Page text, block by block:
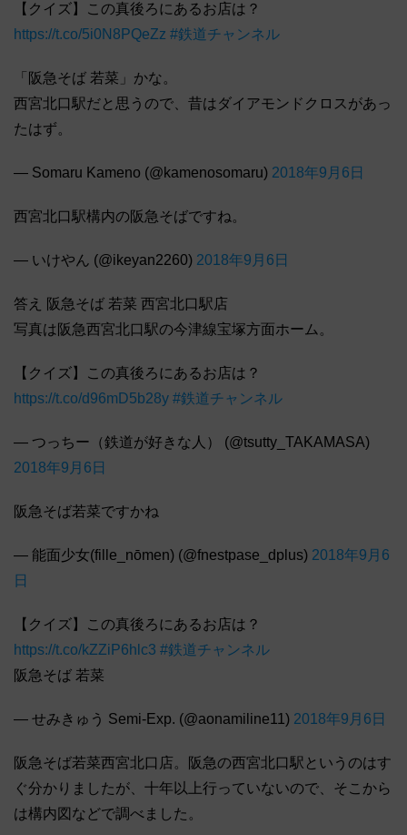
【クイズ】この真後ろにあるお店は？
https://t.co/5i0N8PQeZz #鉄道チャンネル
「阪急そば 若菜」かな。
西宮北口駅だと思うので、昔はダイアモンドクロスがあっ
たはず。
— Somaru Kameno (@kamenosomaru) 2018年9月6日
西宮北口駅構内の阪急そばですね。
— いけやん (@ikeyan2260) 2018年9月6日
答え 阪急そば 若菜 西宮北口駅店
写真は阪急西宮北口駅の今津線宝塚方面ホーム。
【クイズ】この真後ろにあるお店は？
https://t.co/d96mD5b28y #鉄道チャンネル
— つっちー（鉄道が好きな人） (@tsutty_TAKAMASA)
2018年9月6日
阪急そば若菜ですかね
— 能面少女(fille_nōmen) (@fnestpase_dplus) 2018年9月6
日
【クイズ】この真後ろにあるお店は？
https://t.co/kZZiP6hlc3 #鉄道チャンネル
阪急そば 若菜
— せみきゅう Semi-Exp. (@aonamiline11) 2018年9月6日
阪急そば若菜西宮北口店。阪急の西宮北口駅というのはす
ぐ分かりましたが、十年以上行っていないので、そこから
は構内図などで調べました。